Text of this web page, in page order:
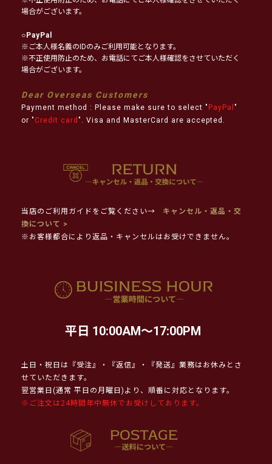
場合がございます。
○PayPal
※ご本人様名義のIDのみご利用可能となります。
※不正使用防止のため、お電話にてご本人様確認をさせていただく
場合がございます。
Dear Overseas Customers
Payment method : Please make sure to select " PayPal "
or " Credit card ". Visa and MasterCard are accepted.
当店のご利用ガイドをご覧ください→
キャンセル・返品・交
換について >
※お客様都合により返品・キャンセルはお受けできません。
平日 10:00AM～17:00PM
土日・祝日は『受注』・『返信』・『発送』業務はお休みとさ
せていただきます。
翌営業日(通常 平日の月曜日)より、順番に対応となります。
※ご注文は24時間年中無休でお受けしております。